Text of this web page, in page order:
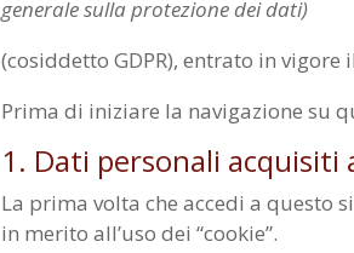
generale sulla protezione dei dati)
(cosiddetto GDPR), entrato in
Prima di iniziare la navigazione su
1. Dati personali acquisiti
La prima volta che accedi a questo
in merito all’uso dei “cookie”.